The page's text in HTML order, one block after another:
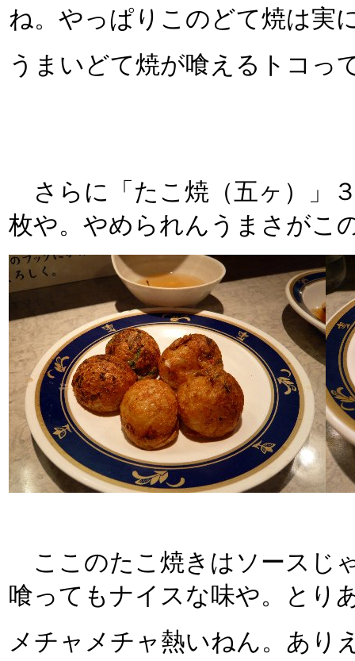
ね。やっぱりこのどて焼は実
うまいどて焼が喰えるトコっ
さらに「たこ焼（五ヶ）」
枚や。やめられんうまさがこ
ここのたこ焼きはソースじ
喰ってもナイスな味や。とり
メチャメチャ熱いねん。あり